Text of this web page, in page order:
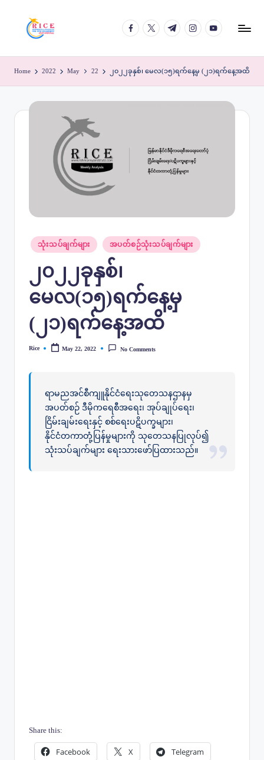
facebook.com
twitter.com
t.me instagram.com
youtube.com
Home 2022 May 22 ၂၀၂၂ခုနှစ်၊ မေလ(၁၅)ရက်နေ့မှ (၂၁)ရက်နေ့အထိ
Posted
in
သုံးသပ်ချက်များ အပတ်စဉ်သုံးသပ်ချက်များ
၂၀၂၂ခုနှစ်၊
မေလ(၁၅)ရက်နေ့မှ
(၂၁)ရက်နေ့အထိ
Posted
Rice May 22, 2022 No Comments
ရာမညအင်စီကျူနိုင်ငံရေးသုတေသနဌာနမှ
အပတ်စဉ် ဒီမိုကရေစီအရေး၊ အုပ်ချုပ်ရေး၊
ငြိမ်းချမ်းရေးနှင့် စစ်ရေးပဋိပက္ခများ၊
နိုင်ငံတကာတုံ့ပြန်မှုများကို သုတေသနပြုလုပ်၍
သုံးသပ်ချက်များ ရေးသားဖော်ပြထားသည်။
Share this:
Facebook X Telegram